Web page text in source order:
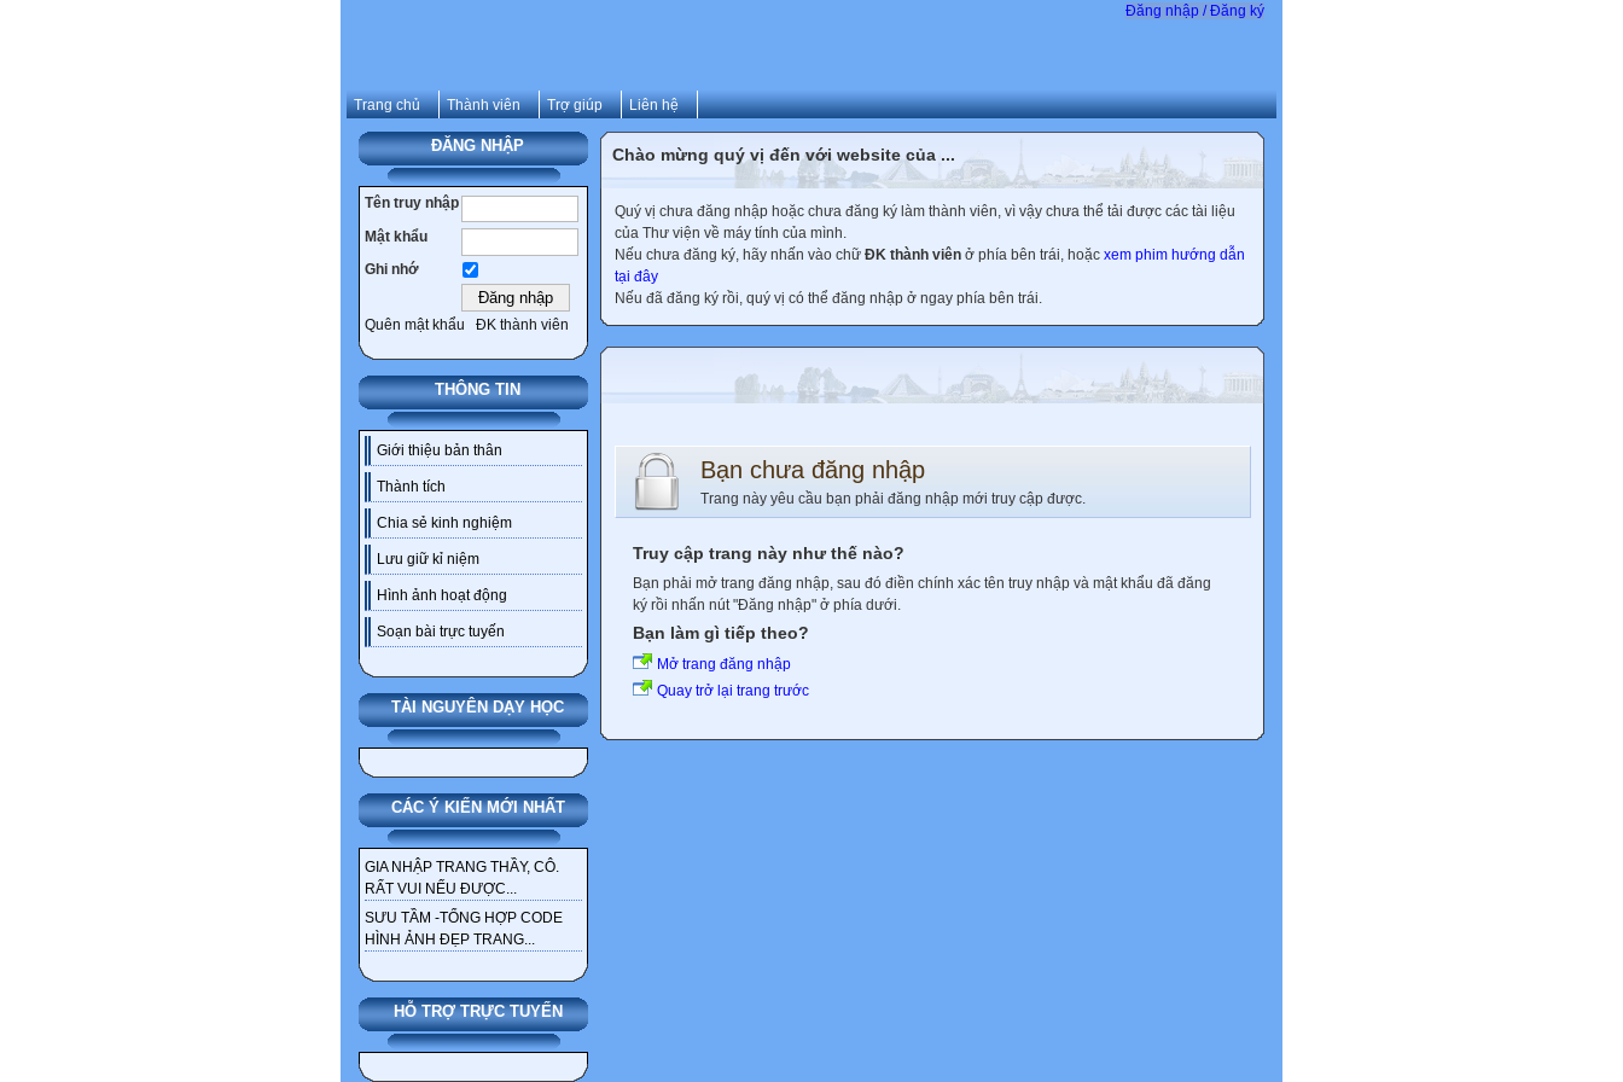
Đăng nhập / Đăng ký
Trang chủ Thành viên Trợ giúp Liên hệ
ĐĂNG NHẬP
Tên truy nhập
Mật khẩu
Ghi nhớ
Quên mật khẩu ĐK thành viên
THÔNG TIN
Giới thiệu bản thân
Thành tích
Chia sẻ kinh nghiệm
Lưu giữ kỉ niệm
Hình ảnh hoạt động
Soạn bài trực tuyến
TÀI NGUYÊN DẠY HỌC
CÁC Ý KIẾN MỚI NHẤT
GIA NHẬP TRANG THẦY, CÔ.
RẤT VUI NẾU ĐƯỢC...
SƯU TẦM -TỔNG HỢP CODE
HÌNH ẢNH ĐẸP TRANG...
HỖ TRỢ TRỰC TUYẾN
Chào mừng quý vị đến với website của ...
Quý vị chưa đăng nhập hoặc chưa đăng ký làm thành viên, vì vậy chưa thể tải được các tài liệu
của Thư viện về máy tính của mình.
Nếu chưa đăng ký, hãy nhấn vào chữ ĐK thành viên ở phía bên trái, hoặc xem phim hướng dẫn
tại đây
Nếu đã đăng ký rồi, quý vị có thể đăng nhập ở ngay phía bên trái.
Bạn chưa đăng nhập
Trang này yêu cầu bạn phải đăng nhập mới truy cập được.
Truy cập trang này như thế nào?
Bạn phải mở trang đăng nhập, sau đó điền chính xác tên truy nhập và mật khẩu đã đăng
ký rồi nhấn nút "Đăng nhập" ở phía dưới.
Bạn làm gì tiếp theo?
Mở trang đăng nhập
Quay trở lại trang trước